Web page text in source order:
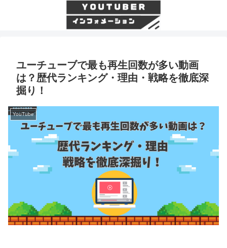
ユーチューブで最も再生回数が多い動画
は？歴代ランキング・理由・戦略を徹底深
掘り！
YouTube